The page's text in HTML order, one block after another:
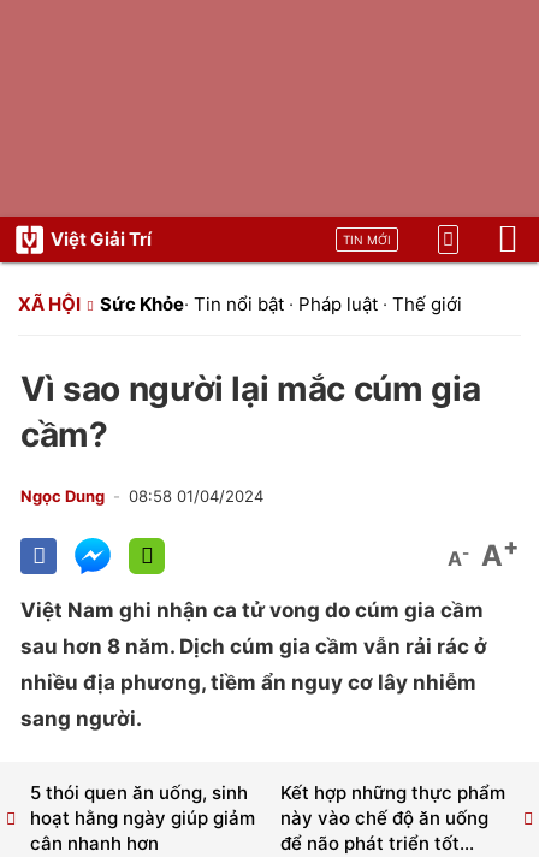
Việt Giải Trí TIN MỚI
XÃ HỘI Sức Khỏe· Tin nổi bật · Pháp luật · Thế giới
Vì sao người lại mắc cúm gia
cầm?
Ngọc Dung 08:58 01/04/2024
A- A+
Việt Nam ghi nhận ca tử vong do cúm gia cầm
sau hơn 8 năm. Dịch cúm gia cầm vẫn rải rác ở
nhiều địa phương, tiềm ẩn nguy cơ lây nhiễm
sang người.
Kết hợp những thực phẩm
này vào chế độ ăn uống
để não phát triển tốt...
5 thói quen ăn uống, sinh
hoạt hằng ngày giúp giảm
cân nhanh hơn